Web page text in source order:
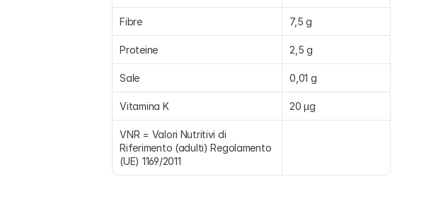
Fibre 7,5 g
Proteine 2,5 g
Sale 0,01 g
Vitamina K 20 µg
VNR = Valori Nutritivi di
Riferimento (adulti) Regolamento
(UE) 1169/2011